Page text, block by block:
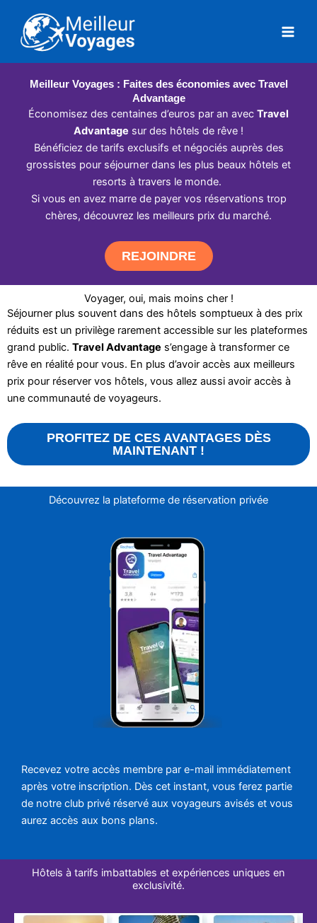
contenu
Meilleur Voyages : Faites des économies avec Travel
Advantage
Économisez des centaines d’euros par an avec Travel
Advantage sur des hôtels de rêve !
Bénéficiez de tarifs exclusifs et négociés auprès des
grossistes pour séjourner dans les plus beaux hôtels et
resorts à travers le monde.
Si vous en avez marre de payer vos réservations trop
chères, découvrez les meilleurs prix du marché.
REJOINDRE
Voyager, oui, mais moins cher !
Séjourner plus souvent dans des hôtels somptueux à des prix
réduits est un privilège rarement accessible sur les plateformes
grand public. Travel Advantage s’engage à transformer ce
rêve en réalité pour vous. En plus d’avoir accès aux meilleurs
prix pour réserver vos hôtels, vous allez aussi avoir accès à
une communauté de voyageurs.
PROFITEZ DE CES AVANTAGES DÈS
MAINTENANT !
Découvrez la plateforme de réservation privée
Recevez votre accès membre par e-mail immédiatement
après votre inscription. Dès cet instant, vous ferez partie
de notre club privé réservé aux voyageurs avisés et vous
aurez accès aux bons plans.
Hôtels à tarifs imbattables et expériences uniques en
exclusivité.